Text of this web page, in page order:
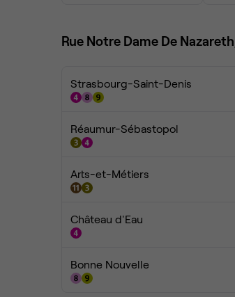
Rue Notre Dame De
Strasbourg-Saint-Denis
Réaumur-Sébastopol
Arts-et-Métiers
Château d'Eau
Bonne Nouvelle